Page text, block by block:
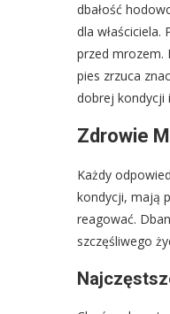
dbałość
dla
przed mrozem.
pies zrzuca
dobrej kondycji
Zdrowie
Każdy
kondycji, mają
reagować.
szczęśliwego